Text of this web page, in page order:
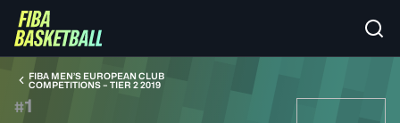
FIBA MEN’S EUROPEAN CLUB
COMPETITIONS – TIER 2 2019
#1